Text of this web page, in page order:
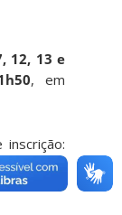
12, 13 e
, em